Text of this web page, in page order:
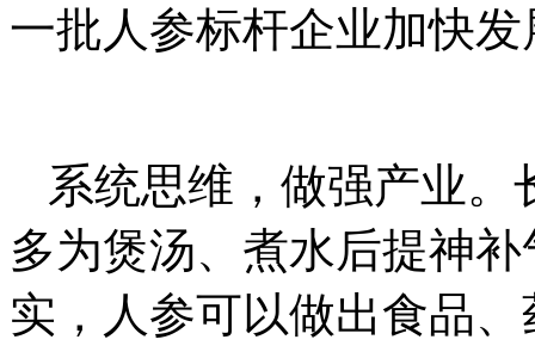
一批人参标杆企业加快
系统思维，做强产业
多为煲汤、煮水后提神
实，人参可以做出食品